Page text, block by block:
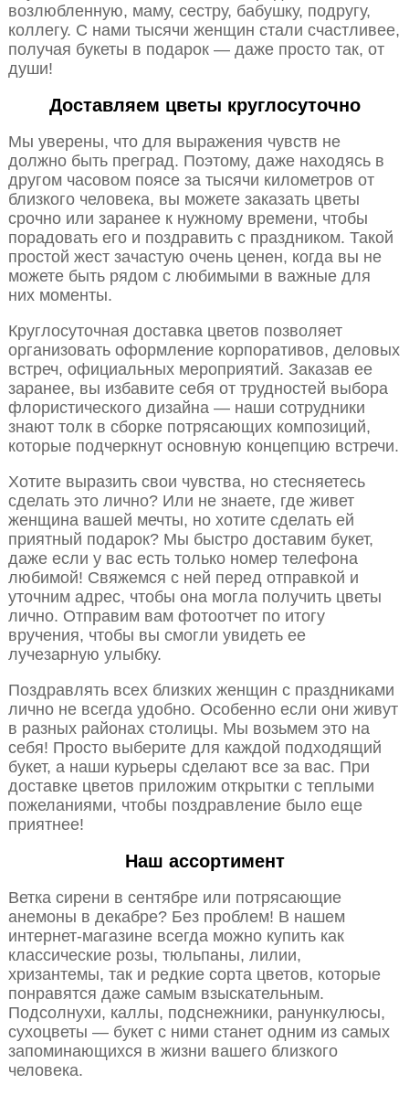
возлюбленную, маму, сестру, бабушку, подругу,
коллегу. С нами тысячи женщин стали счастливее,
получая букеты в подарок — даже просто так, от
души!
Доставляем цветы круглосуточно
Мы уверены, что для выражения чувств не
должно быть преград. Поэтому, даже находясь в
другом часовом поясе за тысячи километров от
близкого человека, вы можете заказать цветы
срочно или заранее к нужному времени, чтобы
порадовать его и поздравить с праздником. Такой
простой жест зачастую очень ценен, когда вы не
можете быть рядом с любимыми в важные для
них моменты.
Круглосуточная доставка цветов позволяет
организовать оформление корпоративов, деловых
встреч, официальных мероприятий. Заказав ее
заранее, вы избавите себя от трудностей выбора
флористического дизайна — наши сотрудники
знают толк в сборке потрясающих композиций,
которые подчеркнут основную концепцию встречи.
Хотите выразить свои чувства, но стесняетесь
сделать это лично? Или не знаете, где живет
женщина вашей мечты, но хотите сделать ей
приятный подарок? Мы быстро доставим букет,
даже если у вас есть только номер телефона
любимой! Свяжемся с ней перед отправкой и
уточним адрес, чтобы она могла получить цветы
лично. Отправим вам фотоотчет по итогу
вручения, чтобы вы смогли увидеть ее
лучезарную улыбку.
Поздравлять всех близких женщин с праздниками
лично не всегда удобно. Особенно если они живут
в разных районах столицы. Мы возьмем это на
себя! Просто выберите для каждой подходящий
букет, а наши курьеры сделают все за вас. При
доставке цветов приложим открытки с теплыми
пожеланиями, чтобы поздравление было еще
приятнее!
Наш ассортимент
Ветка сирени в сентябре или потрясающие
анемоны в декабре? Без проблем! В нашем
интернет-магазине всегда можно купить как
классические розы, тюльпаны, лилии,
хризантемы, так и редкие сорта цветов, которые
понравятся даже самым взыскательным.
Подсолнухи, каллы, подснежники, ранункулюсы,
сухоцветы — букет с ними станет одним из самых
запоминающихся в жизни вашего близкого
человека.